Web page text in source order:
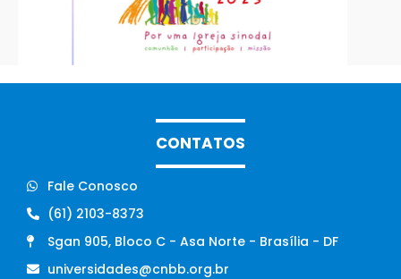
CONTATOS
Fale Conosco
(61) 2103-8373
Sgan 905, Bloco C - Asa Norte - Brasília - DF
universidades@cnbb.org.br